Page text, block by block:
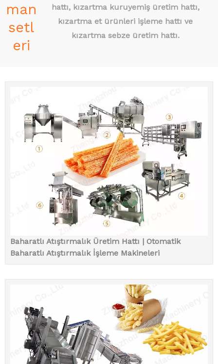
man
setl
eri
hattı, kızartma kuruyemiş üretim hattı,
kızartma et ürünleri işleme hattı ve
kızartma sebze üretim hattı.
Baharatlı Atıştırmalık Üretim Hattı | Otomatik
Baharatlı Atıştırmalık İşleme Makineleri